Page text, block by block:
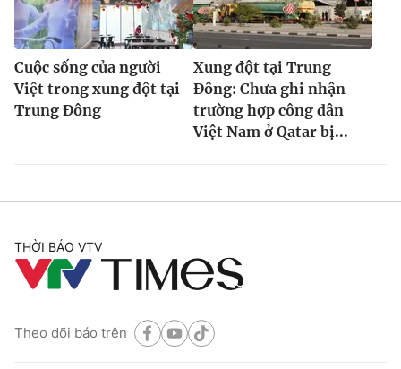
Cuộc sống của người
Việt trong xung đột tại
Trung Đông
Xung đột tại Trung
Đông: Chưa ghi nhận
trường hợp công dân
Việt Nam ở Qatar bị...
THỜI BÁO VTV
Theo dõi báo trên